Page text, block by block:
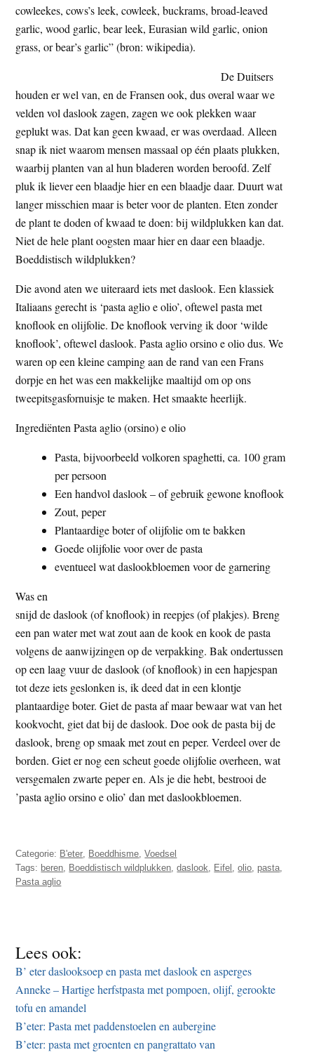
cowleekes, cows’s leek, cowleek, buckrams, broad-leaved
garlic, wood garlic, bear leek, Eurasian wild garlic, onion
grass, or bear’s garlic” (bron: wikipedia).
De Duitsers
houden er wel van, en de Fransen ook, dus overal waar we
velden vol daslook zagen, zagen we ook plekken waar
geplukt was. Dat kan geen kwaad, er was overdaad. Alleen
snap ik niet waarom mensen massaal op één plaats plukken,
waarbij planten van al hun bladeren worden beroofd. Zelf
pluk ik liever een blaadje hier en een blaadje daar. Duurt wat
langer misschien maar is beter voor de planten. Eten zonder
de plant te doden of kwaad te doen: bij wildplukken kan dat.
Niet de hele plant oogsten maar hier en daar een blaadje.
Boeddistisch wildplukken?
Die avond aten we uiteraard iets met daslook. Een klassiek
Italiaans gerecht is ‘pasta aglio e olio’, oftewel pasta met
knoflook en olijfolie. De knoflook verving ik door ‘wilde
knoflook’, oftewel daslook. Pasta aglio orsino e olio dus. We
waren op een kleine camping aan de rand van een Frans
dorpje en het was een makkelijke maaltijd om op ons
tweepitsgasfornuisje te maken. Het smaakte heerlijk.
Ingrediënten Pasta aglio (orsino) e olio
Pasta, bijvoorbeeld volkoren spaghetti, ca. 100 gram
per persoon
Een handvol daslook – of gebruik gewone knoflook
Zout, peper
Plantaardige boter of olijfolie om te bakken
Goede olijfolie voor over de pasta
eventueel wat daslookbloemen voor de garnering
Was en
snijd de daslook (of knoflook) in reepjes (of plakjes). Breng
een pan water met wat zout aan de kook en kook de pasta
volgens de aanwijzingen op de verpakking. Bak ondertussen
op een laag vuur de daslook (of knoflook) in een hapjespan
tot deze iets geslonken is, ik deed dat in een klontje
plantaardige boter. Giet de pasta af maar bewaar wat van het
kookvocht, giet dat bij de daslook. Doe ook de pasta bij de
daslook, breng op smaak met zout en peper. Verdeel over de
borden. Giet er nog een scheut goede olijfolie overheen, wat
versgemalen zwarte peper en. Als je die hebt, bestrooi de
’pasta aglio orsino e olio’ dan met daslookbloemen.
Categorie: B'eter Boeddhisme ,Voedsel
Tags: beren Boeddistisch wildplukken ,daslook Eifel ,olio pasta
Pasta aglio
Lees ook:
B’ eter daslooksoep en pasta met daslook en asperges
Anneke – Hartige herfstpasta met pompoen, olijf, gerookte
tofu en amandel
B’eter: Pasta met paddenstoelen en aubergine
B’eter: pasta met groenten en pangrattato van